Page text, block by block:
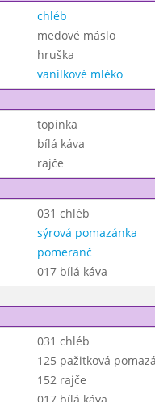
chléb
medové máslo
hruška
vanilkové mléko
topinka
bílá káva
rajče
031 chléb
sýrová pomazánka
pomeranč
017 bílá káva
031 chléb
125 pažitková
152 rajče